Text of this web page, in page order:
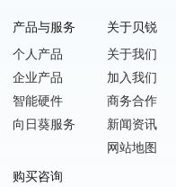
产品与服务
个人产品
企业产品
智能硬件
向日葵服务
购买咨询
关于贝锐
关于我们
加入我们
商务合作
新闻资讯
网站地图